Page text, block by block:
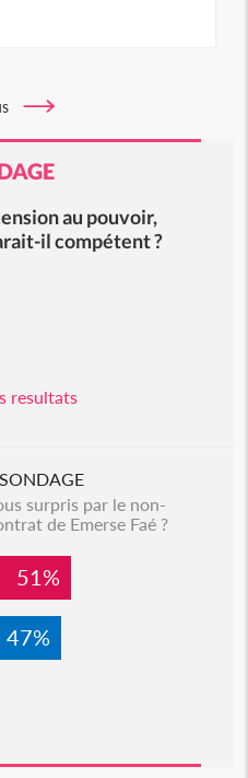
au pouvoir,
il compétent ?
resultats
surpris par le non-
de Emerse Faé ?
51%
47%